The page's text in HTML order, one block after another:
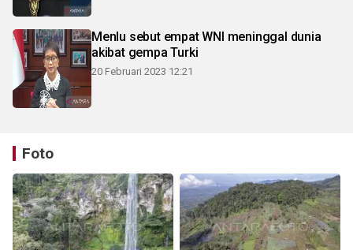
Menlu sebut empat WNI meninggal dunia
akibat gempa Turki
20 Februari 2023 12:21
Foto